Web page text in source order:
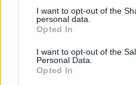
I want to opt-out of the
personal data.
Opted In
I want to opt-out of the
Personal Data.
Opted In
Cassinetta di
Castano